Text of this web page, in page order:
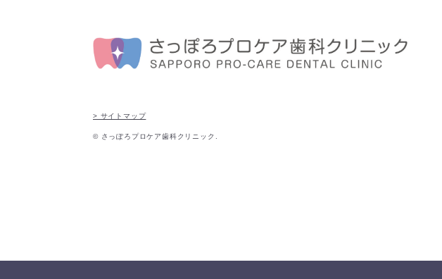
> サイトマップ
© さっぽろプロケア歯科クリニック.